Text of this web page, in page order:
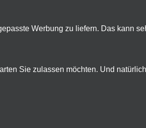
Werbung zu liefern. Das kann
Sie zulassen möchten. Und